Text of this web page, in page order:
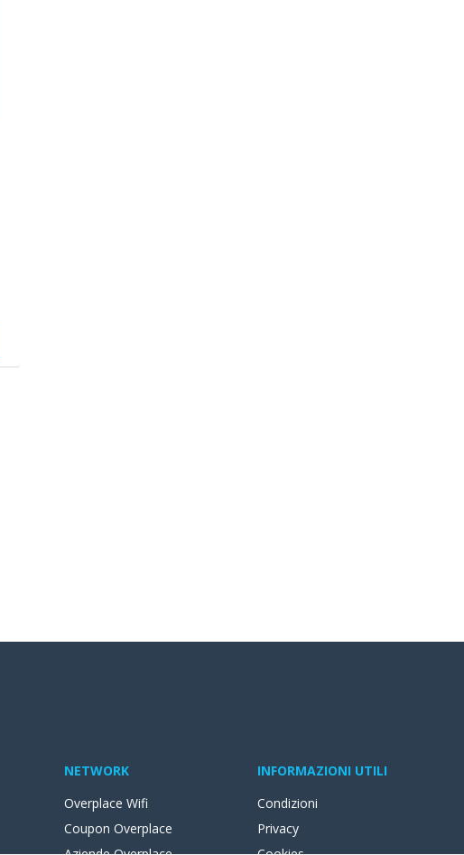
NETWORK
Overplace Wifi
Coupon Overplace
INFORMAZIONI UTILI
Condizioni
Privacy